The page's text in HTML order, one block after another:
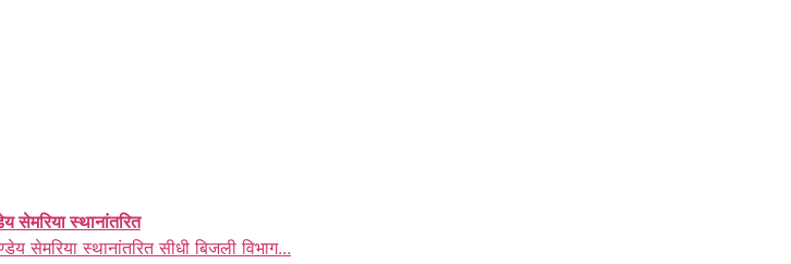
स्थानांतरित
स्थानांतरित सीधी बिजली विभाग...